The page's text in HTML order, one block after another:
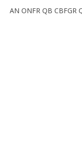
AN ONFR QB CBFGR